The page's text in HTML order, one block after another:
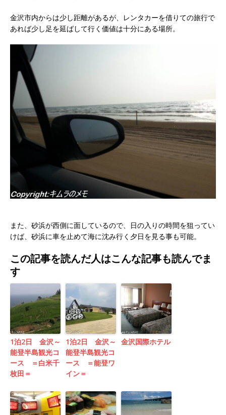
金沢市内からは少し距離があるが、レンタカーを借りての旅行で
あれば少し足を延ばして行く価値は十分にある場所。
また、砂浜が西側に面しているので、日の入りの時間を狙ってい
けば、砂浜に車を止めて海に沈み行く夕日を見る事も可能。
この記事を読んだ人はこんな記事も読んでま
す
1泊2日 金沢～
能登半島観光コ
ース ＝白米千
枚田＝
1泊2日 金沢～
能登半島観光コ
ース ＝能登ワ
イン＝
金沢国際ホテル